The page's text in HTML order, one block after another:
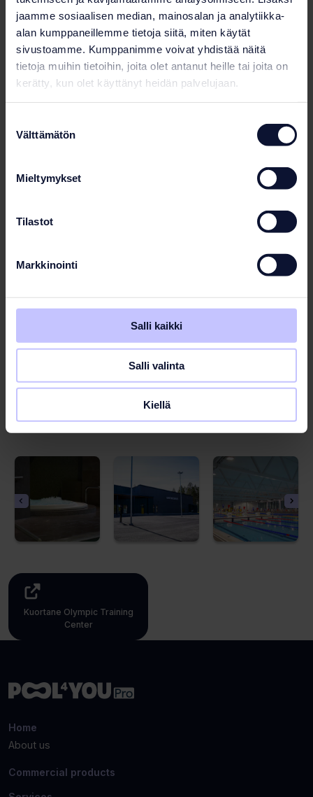
jaamme sosiaalisen median, mainosalan ja analytiikka-
alan kumppaneillemme tietoja siitä, miten käytät
sivustoamme. Kumppanimme voivat yhdistää näitä
tietoja muihin tietoihin, joita olet antanut heille tai joita on
kerätty, kun olet käyttänyt heidän palvelujaan.
valinta
Välttämätön
Mieltymykset
Tilastot
Markkinointi
Salli kaikki
Salli valinta
Kiellä
Photo gallery
Kuortane Olympic Training
Center
tab)
Home
About us
Commercial products